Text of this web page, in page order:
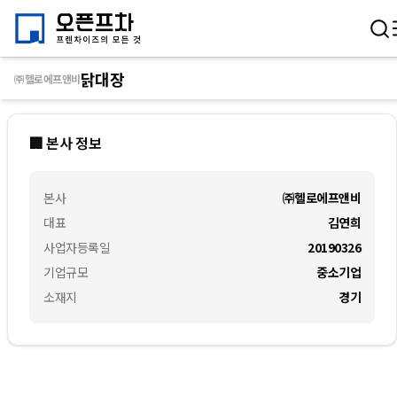
🏢 본사 정보
본사
대표
사업자등록일
기업규모
소재지
㈜헬로에프앤비
김연희
20190326
중소기업
경기
㈜헬로에프앤비닭대장